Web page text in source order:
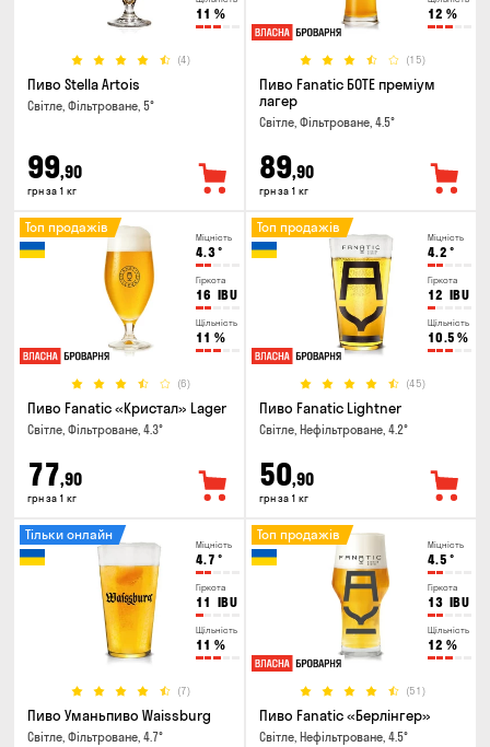
11 %
(4)
Пиво Stella Artois
Світле, Фільтроване, 5°
99,90
грн за 1 кг
12 %
(15)
Пиво Fanatic БОТЕ преміум
лагер
Світле, Фільтроване, 4.5°
89,90
грн за 1 кг
Міцність
4.3°
Гіркота
16 IBU
Щільність
11 %
(6)
Топ продажів
Пиво Fanatic «Кристал» Lager
Світле, Фільтроване, 4.3°
77,90
грн за 1 кг
Міцність
4.2 °
Гіркота
12 IBU
Щільність
10.5 %
(45)
Топ продажів
Пиво Fanatic Lightner
Світле, Нефільтроване, 4.2°
50,90
грн за 1 кг
Міцність
4.7 °
Гіркота
11 IBU
Щільність
11 %
(7)
Тільки онлайн
Пиво Уманьпиво Waissburg
Світле, Фільтроване, 4.7°
Міцність
4.5 °
Гіркота
13 IBU
Щільність
12 %
(51)
Топ продажів
Пиво Fanatic «Берлінгер»
Світле, Нефільтроване, 4.5°